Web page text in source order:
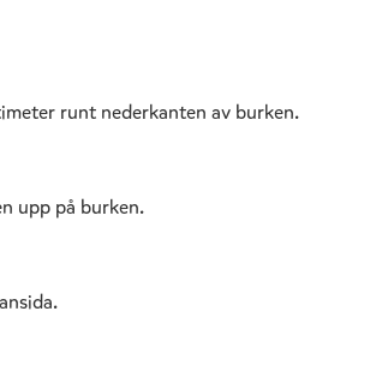
runt nederkanten av burken.
upp på burken.